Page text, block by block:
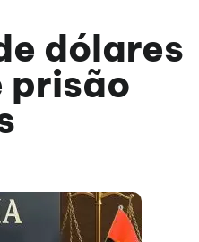
dólares
prisão